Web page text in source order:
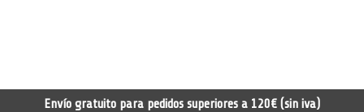
Envío gratuito para pedidos superiores a 120€ (sin iva)